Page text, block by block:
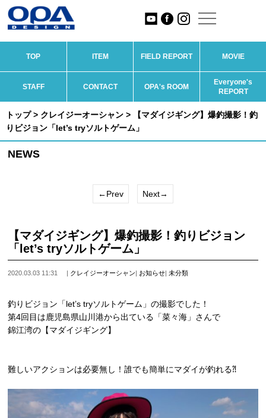
TOP ITEM FIELD REPORT MOVIE
STAFF CONTACT OPA's ROOM
Everyone's
REPORT
トップ> クレイジーオーシャン > 【マダイジギング】爆釣撮影！釣
りビジョン「let’s tryソルトゲーム」
NEWS
←Prev Next→
【マダイジギング】爆釣撮影！釣りビジョン
「let’s tryソルトゲーム」
2020.03.03 11:31 | クレイジーオーシャン| お知らせ|未分類
釣りビジョン「let’s tryソルトゲーム」の撮影でした！
第4回目は鹿児島県山川港から出ている「菜々海」さんで
錦江湾の【マダイジギング】
難しいアクションは必要無し！誰でも簡単にマダイが釣れる⁈